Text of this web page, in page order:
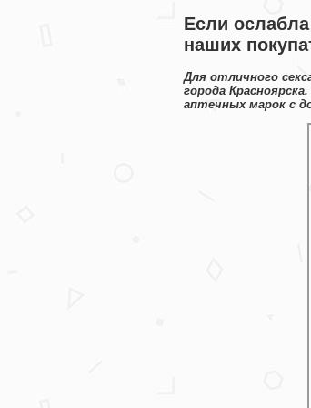
Если
наших
Для отличного
города
аптечных марок с